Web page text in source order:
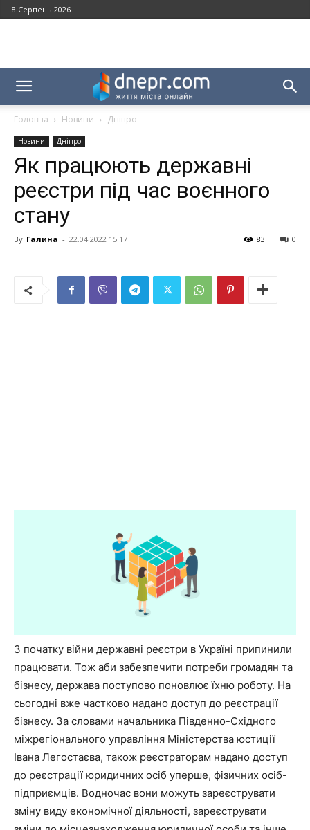
8 Серпень 2026
Головна Новини Дніпро
Новини Дніпро
Як працюють державні
реєстри під час воєнного
стану
By Галина - 22.04.2022 15:17 0
83
З початку війни державні реєстри в Україні припинили
працювати. Тож аби забезпечити потреби громадян та
бізнесу, держава поступово поновлює їхню роботу. На
сьогодні вже частково надано доступ до реєстрації
бізнесу. За словами начальника Південно-Східного
міжрегіонального управління Міністерства юстиції
Івана Легостаєва, також реєстраторам надано доступ
до реєстрації юридичних осіб уперше, фізичних осіб-
підприємців. Водночас вони можуть зареєструвати
зміну виду економічної діяльності, зареєструвати